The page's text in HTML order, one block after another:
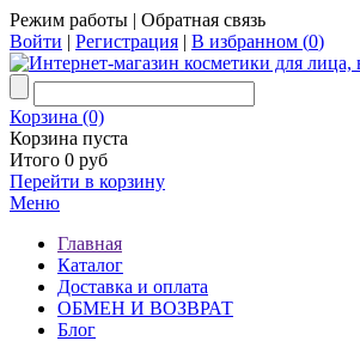
Режим работы | Обратная связь
Войти | Регистрация | В избранном (0)
Корзина (0)
Корзина пуста
Итого 0 руб
Перейти в корзину
Меню
Главная
Каталог
Доставка и оплата
ОБМЕН И ВОЗВРАТ
Блог